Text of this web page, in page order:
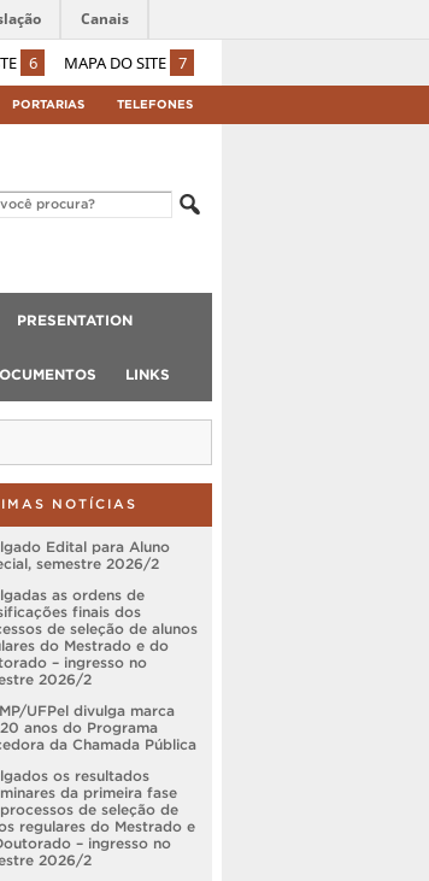
6 MAPA DO SITE 7
Canais
PORTARIAS TELEFONES
PRESENTATION
LINKS
NOTÍCIAS
Edital para Aluno
semestre 2026/2
as ordens de
finais dos
de seleção de alunos
do Mestrado e do
– ingresso no
2026/2
UFPel divulga marca
anos do Programa
da Chamada Pública
os resultados
da primeira fase
de seleção de
regulares do Mestrado e
– ingresso no
2026/2